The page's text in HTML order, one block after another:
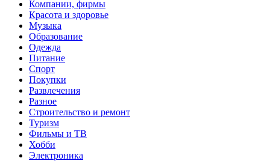
Компании, фирмы
Красота и здоровье
Музыка
Образование
Одежда
Питание
Спорт
Покупки
Развлечения
Разное
Строительство и ремонт
Туризм
Фильмы и ТВ
Хобби
Электроника